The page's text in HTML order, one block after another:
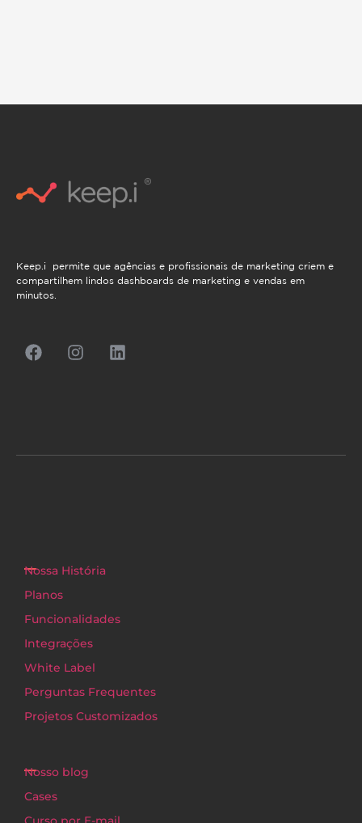
Keep.i permite que agências e profissionais de marketing criem e
compartilhem lindos dashboards de marketing e vendas em
minutos.
Nossa História
Planos
Funcionalidades
Integrações
White Label
Perguntas Frequentes
Projetos Customizados
Nosso blog
Cases